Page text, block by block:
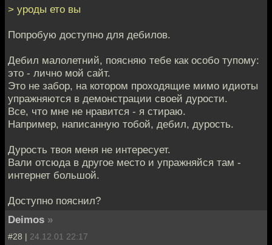
> уроды ето вы
Попробую доступно для дебилов.
Дебил малолетний, поясняю тебе как особо тупому:
это - лично мой сайт.
Это не забор, на котором проходящие мимо идиоты
упражняются в демонстрации своей дурости.
Все, что мне не нравится - я стираю.
Например, написанную тобой, дебил, дурость.
Дурость твоя меня не интересует.
Вали отсюда в другое место и упражняйся там -
интернет большой.
Доступно пояснил?
Deimos »
#28 | 24.12.01 22:17